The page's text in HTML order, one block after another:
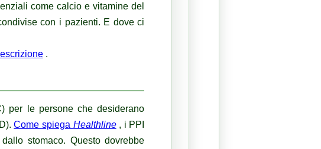
come calcio e vitamine del
con i pazienti. E dove ci
.
per le persone che desiderano
Come spiega Healthline, i PPI
stomaco. Questo dovrebbe